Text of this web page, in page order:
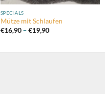
SPECIALS
Mütze mit Schlaufen
€16,90 – €19,90Preisspanne: